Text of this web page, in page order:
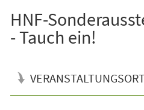
HNF-
- Tauch ein!